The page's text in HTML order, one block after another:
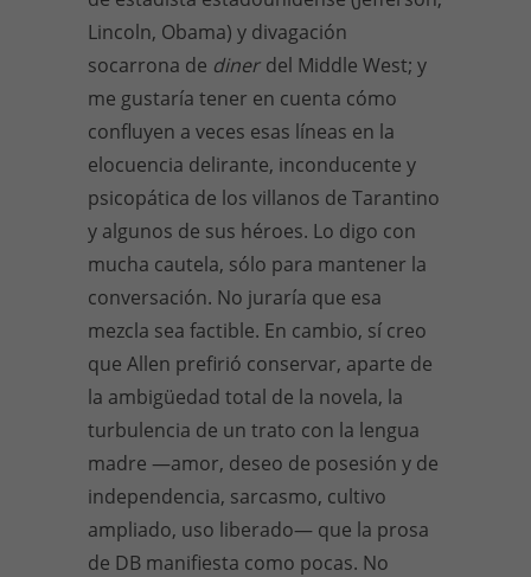
Lincoln, Obama) y divagación
socarrona de diner del Middle West; y
me gustaría tener en cuenta cómo
confluyen a veces esas líneas en la
elocuencia delirante, inconducente y
psicopática de los villanos de Tarantino
y algunos de sus héroes. Lo digo con
mucha cautela, sólo para mantener la
conversación. No juraría que esa
mezcla sea factible. En cambio, sí creo
que Allen prefirió conservar, aparte de
la ambigüedad total de la novela, la
turbulencia de un trato con la lengua
madre —amor, deseo de posesión y de
independencia, sarcasmo, cultivo
ampliado, uso liberado— que la prosa
de DB manifiesta como pocas. No